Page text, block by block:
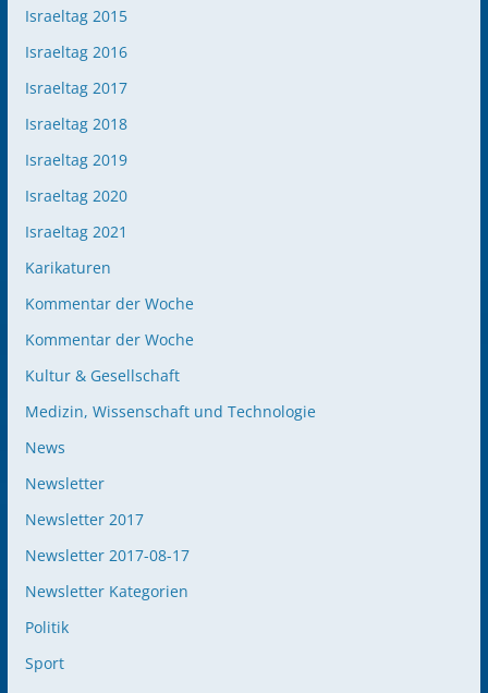
Israeltag 2015
Israeltag 2016
Israeltag 2017
Israeltag 2018
Israeltag 2019
Israeltag 2020
Israeltag 2021
Karikaturen
Kommentar der Woche
Kommentar der Woche
Kultur & Gesellschaft
Medizin, Wissenschaft und Technologie
News
Newsletter
Newsletter 2017
Newsletter 2017-08-17
Newsletter Kategorien
Politik
Sport